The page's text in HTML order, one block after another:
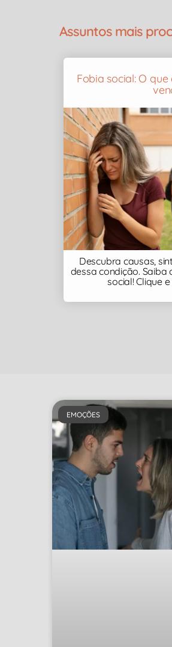
Assuntos mais
Fobia social: O
Descubra causas,
dessa condição.
social! Clique
EMOÇÕES